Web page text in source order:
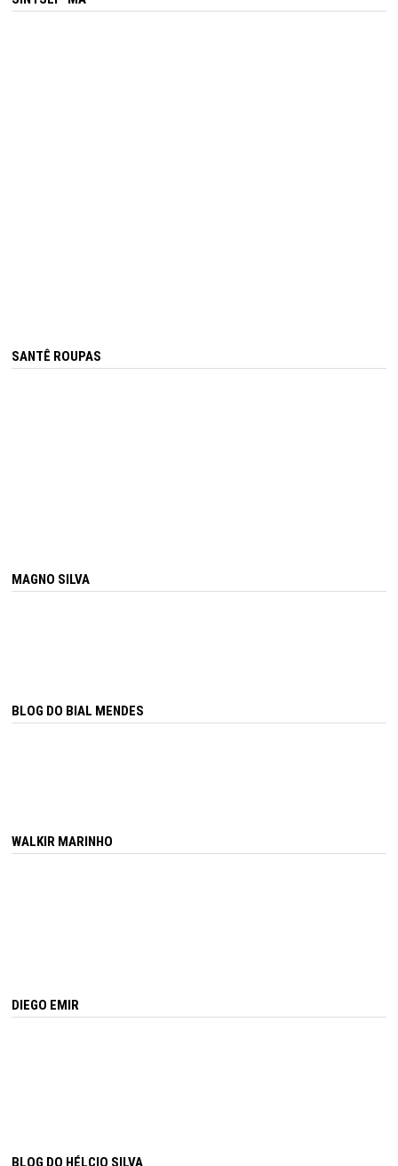
SANTÊ ROUPAS
MAGNO SILVA
BLOG DO BIAL MENDES
WALKIR MARINHO
DIEGO EMIR
BLOG DO HÉLCIO SILVA